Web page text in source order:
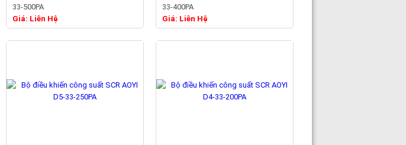
33-500PA
Giá: Liên Hệ
33-400PA
Giá: Liên Hệ